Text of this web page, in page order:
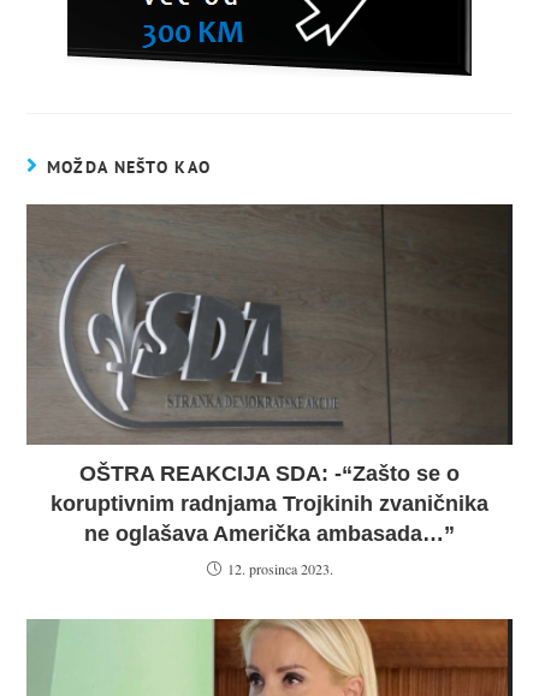
MOŽDA NEŠTO KAO
OŠTRA REAKCIJA SDA: -“Zašto se o
koruptivnim radnjama Trojkinih zvaničnika
ne oglašava Američka ambasada…”
12. prosinca 2023.